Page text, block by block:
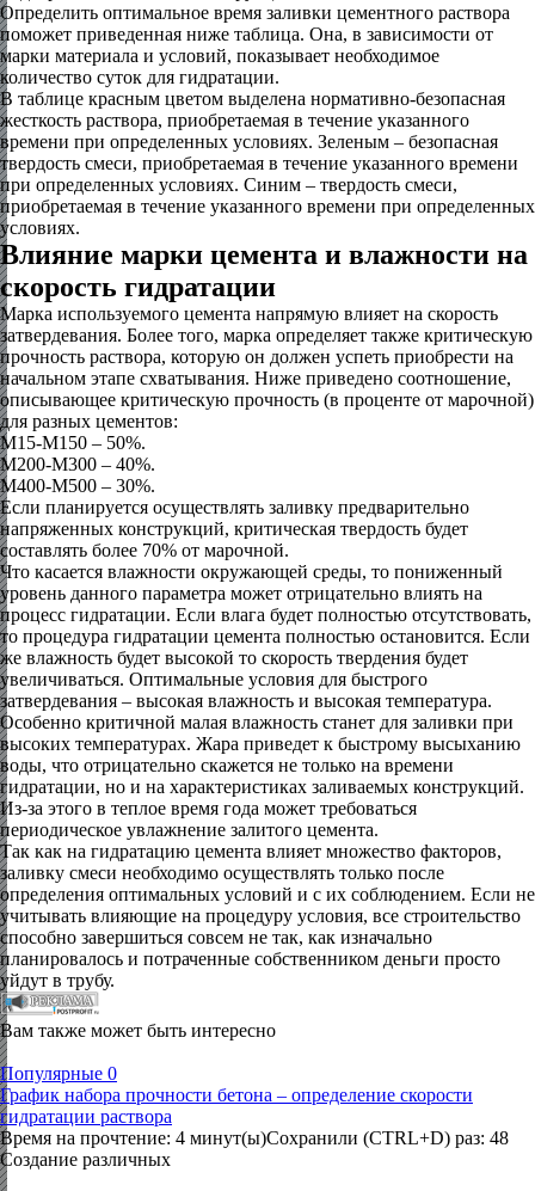
Определить оптимальное время заливки цементного раствора
поможет приведенная ниже таблица. Она, в зависимости от
марки материала и условий, показывает необходимое
количество суток для гидратации.
В таблице красным цветом выделена нормативно-безопасная
жесткость раствора, приобретаемая в течение указанного
времени при определенных условиях. Зеленым – безопасная
твердость смеси, приобретаемая в течение указанного времени
при определенных условиях. Синим – твердость смеси,
приобретаемая в течение указанного времени при определенных
условиях.
Влияние марки цемента и влажности на
скорость гидратации
Марка используемого цемента напрямую влияет на скорость
затвердевания. Более того, марка определяет также критическую
прочность раствора, которую он должен успеть приобрести на
начальном этапе схватывания. Ниже приведено соотношение,
описывающее критическую прочность (в проценте от марочной)
для разных цементов:
М15-М150 – 50%.
М200-М300 – 40%.
М400-М500 – 30%.
Если планируется осуществлять заливку предварительно
напряженных конструкций, критическая твердость будет
составлять более 70% от марочной.
Что касается влажности окружающей среды, то пониженный
уровень данного параметра может отрицательно влиять на
процесс гидратации. Если влага будет полностью отсутствовать,
то процедура гидратации цемента полностью остановится. Если
же влажность будет высокой то скорость твердения будет
увеличиваться. Оптимальные условия для быстрого
затвердевания – высокая влажность и высокая температура.
Особенно критичной малая влажность станет для заливки при
высоких температурах. Жара приведет к быстрому высыханию
воды, что отрицательно скажется не только на времени
гидратации, но и на характеристиках заливаемых конструкций.
Из-за этого в теплое время года может требоваться
периодическое увлажнение залитого цемента.
Так как на гидратацию цемента влияет множество факторов,
заливку смеси необходимо осуществлять только после
определения оптимальных условий и с их соблюдением. Если не
учитывать влияющие на процедуру условия, все строительство
способно завершиться совсем не так, как изначально
планировалось и потраченные собственником деньги просто
уйдут в трубу.
Вам также может быть интересно
Популярные 0
График набора прочности бетона – определение скорости
гидратации раствора
Время на прочтение: 4 минут(ы)Сохранили (CTRL+D) раз: 48
Создание различных